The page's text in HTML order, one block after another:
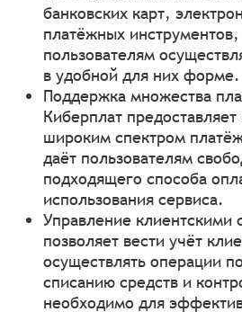
банковских карт,
платёжных инструментов,
пользователям
в удобной для них форме.
Поддержка множества
Киберплат
широким спектром
даёт пользователям
подходящего способа
использования сервиса.
Управление
позволяет вести учёт
осуществлять операции
списанию средств и
необходимо для